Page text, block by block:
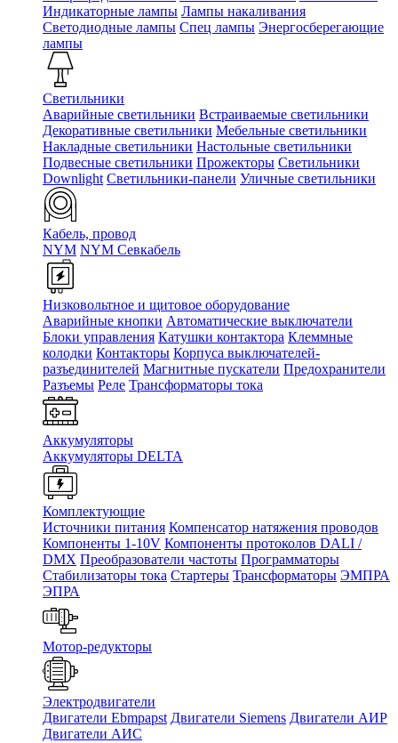
Индикаторные лампы Лампы накаливания
Светодиодные лампы Спец лампы Энергосберегающие
лампы
Светильники
Аварийные светильники Встраиваемые светильники
Декоративные светильники Мебельные светильники
Накладные светильники Настольные светильники
Подвесные светильники Прожекторы Светильники
Downlight Светильники-панели Уличные светильники
Кабель, провод
NYM NYM Севкабель
Низковольтное и щитовое оборудование
Аварийные кнопки Автоматические выключатели
Блоки управления Катушки контактора Клеммные
колодки Контакторы Корпуса выключателей-
разъединителей Магнитные пускатели Предохранители
Разъемы Реле Трансформаторы тока
Аккумуляторы
Аккумуляторы DELTA
Комплектующие
Источники питания Компенсатор натяжения проводов
Компоненты 1-10V Компоненты протоколов DALI /
DMX Преобразователи частоты Программаторы
Стабилизаторы тока Стартеры Трансформаторы ЭМПРА
ЭПРА
Мотор-редукторы
Электродвигатели
Двигатели Ebmpapst Двигатели Siemens Двигатели АИР
Двигатели АИС